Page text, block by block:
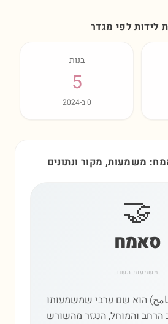
לידות לפי מגדר
בנות
5
0ב-2024
משמעות, מקור ונתונים
🤝
סאמח
משמעות השם
הוא שם ערבי שמשמעותו
הרחב והמוחל, הנגזר מהשורש